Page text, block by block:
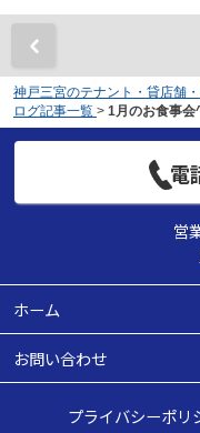
神戸三宮のテナント・貸店舗
ログ記事一覧 > 1月のお食事
電
営
ホーム
お問い合わせ
プライバシーポリ